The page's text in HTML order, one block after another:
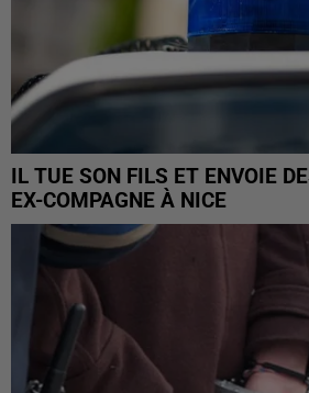
IL TUE SON FILS ET ENVOIE
EX-COMPAGNE À NICE